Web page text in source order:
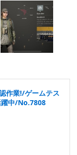
作業!/ゲームテス
中/No.7808